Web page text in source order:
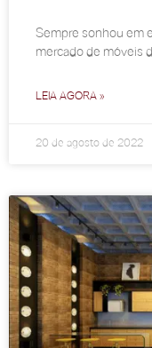
Sempre sonhou em
mercado de móveis
LEIA AGORA »
20 de agosto de 2022